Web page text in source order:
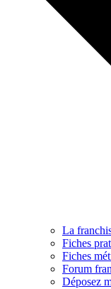
La
Fiches
Fiches
Forum
Déposez